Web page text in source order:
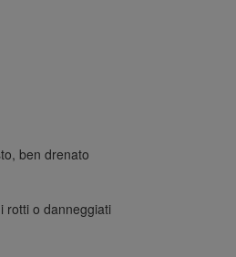
ben drenato
rotti o danneggiati